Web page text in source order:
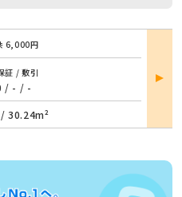
6,000円
証 / 敷引
/ - / -
/ 30.24m²
部屋
詳細